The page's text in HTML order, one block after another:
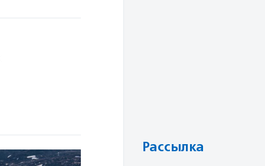
Рассылка